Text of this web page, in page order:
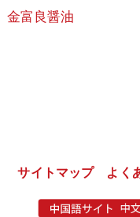
金富良醤油
サイトマップ よく